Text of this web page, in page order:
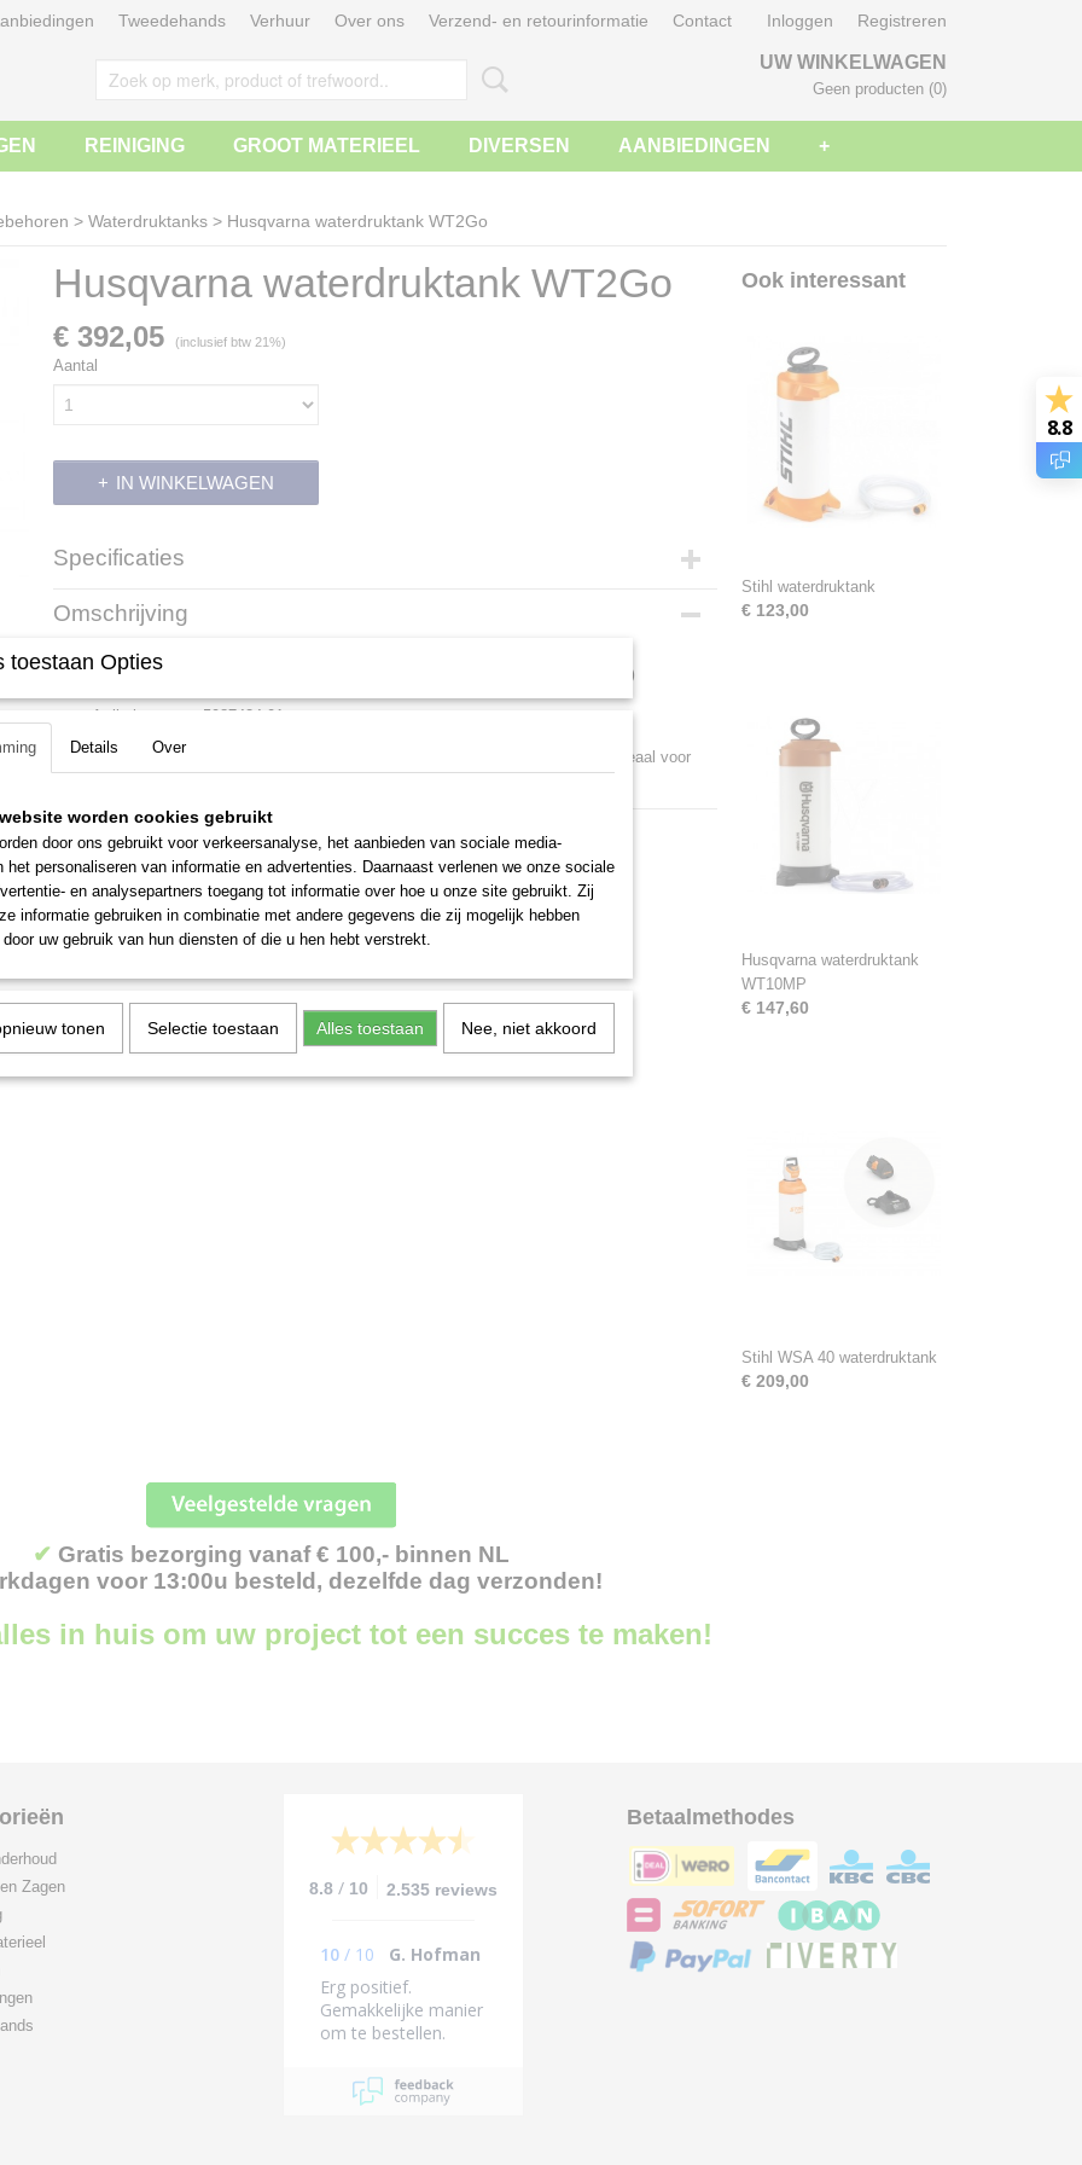
Tweedehands Verhuur Over ons Verzend- en retourinformatie Contact Inloggen Registreren
UW WINKELWAGEN
Geen producten (0)
REINIGING GROOT MATERIEEL DIVERSEN AANBIEDINGEN +
> Waterdruktanks > Husqvarna waterdruktank WT2Go
Husqvarna waterdruktank WT2Go
€ 392,05 (inclusief btw 21%)
Aantal
IN WINKELWAGEN
Specificaties
Productcode leverancier
Omschrijving
Husqvarna waterdruktank WT2Go
Artikelnummer: 5987424-01
Een compacte en gebruiksvriendelijk watertank met constante druk van 14 liter. Ideaal voor
Ook interessant
Stihl waterdruktank
€ 123,00
Husqvarna waterdruktank
WT10MP
€ 147,60
Stihl WSA 40 waterdruktank
€ 209,00
✔ Gratis bezorging vanaf € 100,- binnen NL
voor 13:00u besteld, dezelfde dag verzonden!
in huis om uw project tot een succes te maken!
Zagen
8.8 / 10 2.535 reviews
10 / 10
G. Hofman
Erg positief.
Gemakkelijke manier
om te bestellen.
geleverd (midden van
het land).
8.8
Betaalmethodes
toestaan Opties
Details Over
worden cookies gebruikt
door ons gebruikt voor verkeersanalyse, het aanbieden van sociale media-
het personaliseren van informatie en advertenties. Daarnaast verlenen we onze sociale
en analysepartners toegang tot informatie over hoe u onze site gebruikt. Zij
informatie gebruiken in combinatie met andere gegevens die zij mogelijk hebben
uw gebruik van hun diensten of die u hen hebt verstrekt.
tonen Selectie toestaan Alles toestaan Nee, niet akkoord